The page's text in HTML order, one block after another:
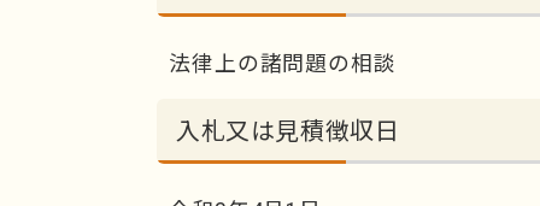
法律上の諸問題の相談
入札又は見積徴収日